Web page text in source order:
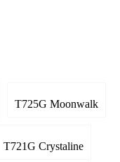
T725G Moonwalk
T721G Crystaline